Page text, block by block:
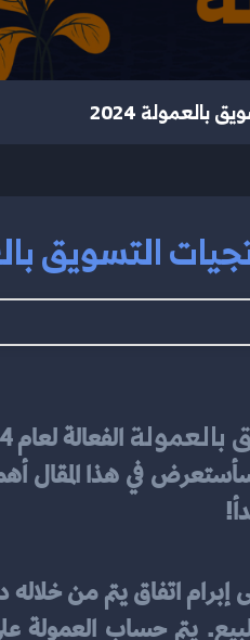
2024
التسويق
بالعمولة